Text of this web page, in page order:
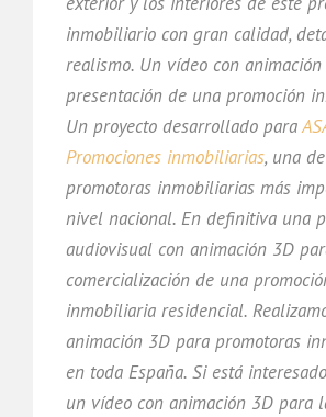
inmobiliario con gran calidad,
realismo. Un vídeo con
presentación de una promoción
Un proyecto desarrollado para
Promociones inmobiliarias, una
promotoras inmobiliarias más
nivel nacional. En definitiva una
audiovisual con animación 3D
comercialización de una
inmobiliaria residencial.
animación 3D para promotoras
en toda España. Si está
un vídeo con animación 3D para